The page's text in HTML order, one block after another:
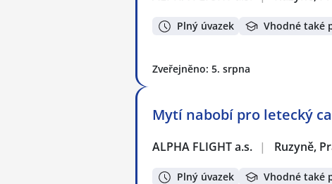
Plný úvazek Vhodné také
Zveřejněno: 5. srpna
Mytí nabobí pro letecký
ALPHA FLIGHT a.s. | Ruzyně,
Plný úvazek Vhodné také